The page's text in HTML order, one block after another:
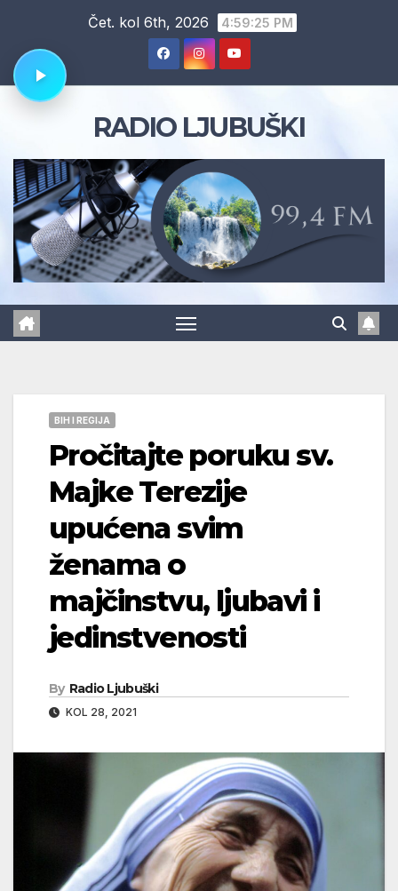
content
Čet. kol 6th, 2026 4:59:26 PM
RADIO LJUBUŠKI
BIH I REGIJA
Pročitajte poruku sv.
Majke Terezije
upućena svim
ženama o
majčinstvu, ljubavi i
jedinstvenosti
By Radio Ljubuški
KOL 28, 2021